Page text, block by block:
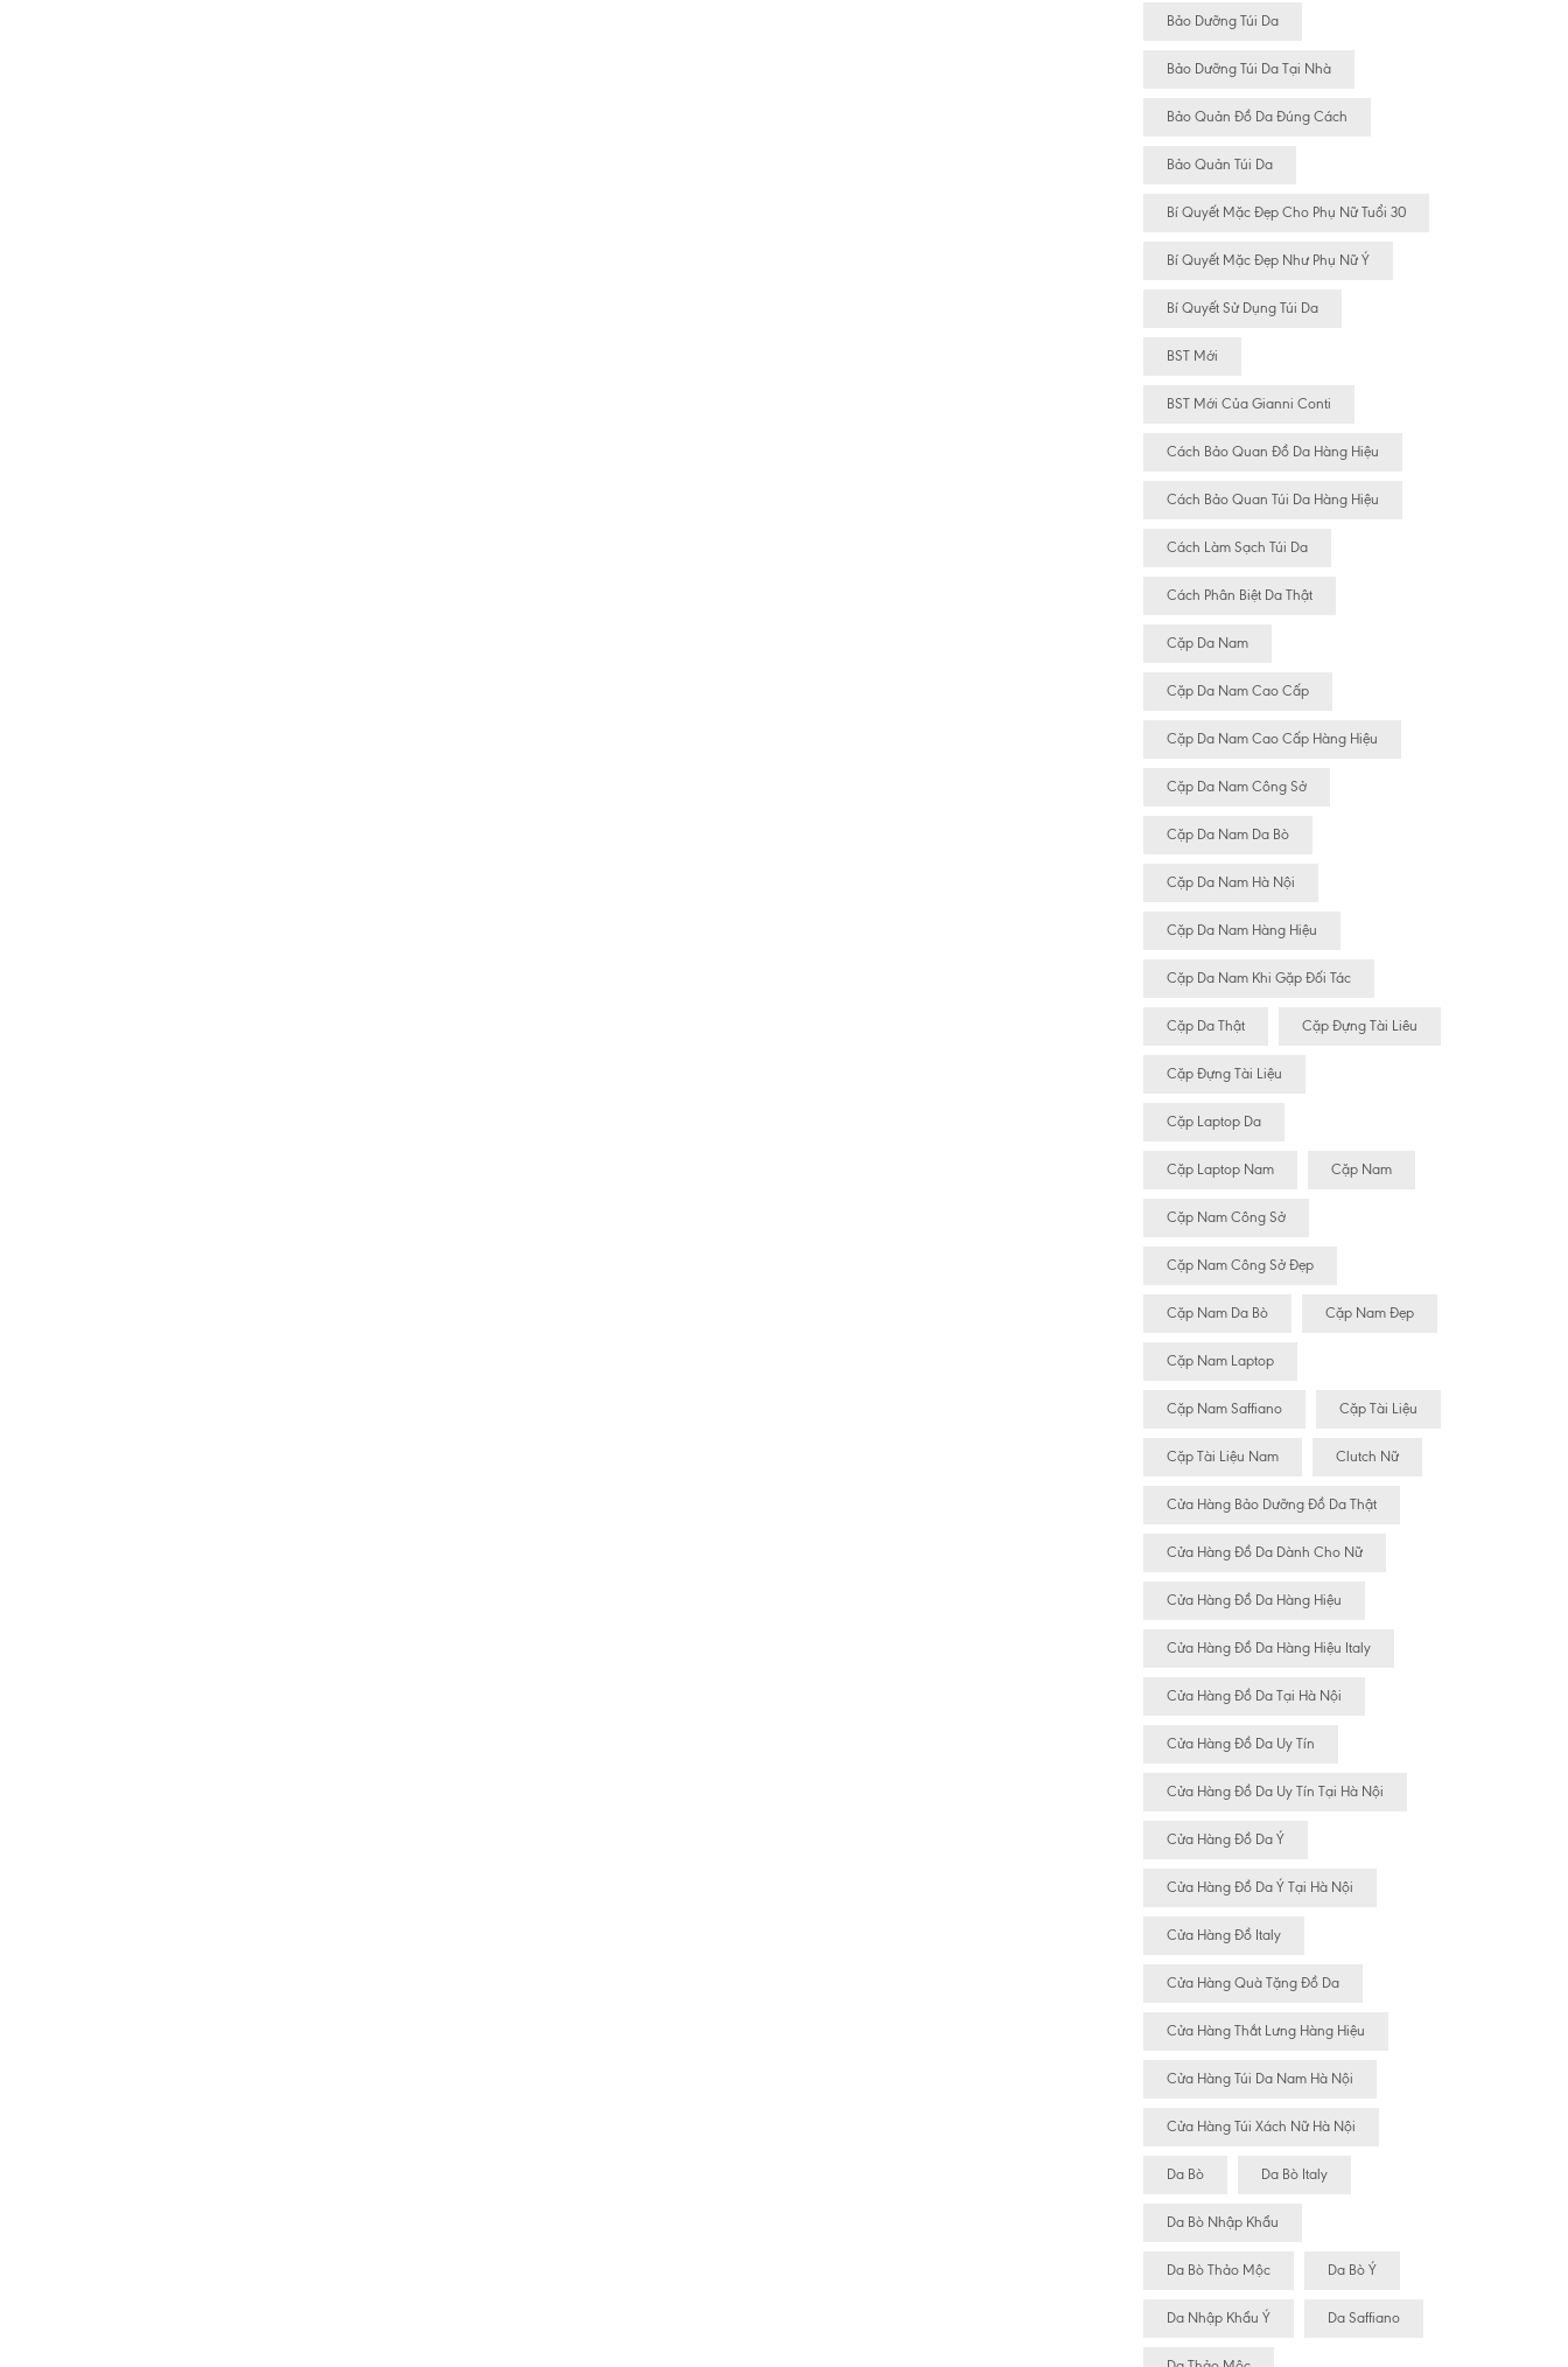
Bảo Dưỡng Túi Da
Bảo Dưỡng Túi Da Tại Nhà
Bảo Quản Đồ Da Đúng Cách
Bảo Quản Túi Da
Bí Quyết Mặc Đẹp Cho Phụ Nữ Tuổi 30
Bí Quyết Mặc Đẹp Như Phụ Nữ Ý
Bí Quyết Sử Dụng Túi Da
BST Mới
BST Mới Của Gianni Conti
Cách Bảo Quan Đồ Da Hàng Hiệu
Cách Bảo Quan Túi Da Hàng Hiệu
Cách Làm Sạch Túi Da
Cách Phân Biệt Da Thật
Cặp Da Nam
Cặp Da Nam Cao Cấp
Cặp Da Nam Cao Cấp Hàng Hiệu
Cặp Da Nam Công Sở
Cặp Da Nam Da Bò
Cặp Da Nam Hà Nội
Cặp Da Nam Hàng Hiệu
Cặp Da Nam Khi Gặp Đối Tác
Cặp Da Thật Cặp Đựng Tài Liêu
Cặp Đựng Tài Liệu
Cặp Laptop Da
Cặp Laptop Nam Cặp Nam
Cặp Nam Công Sở
Cặp Nam Công Sở Đẹp
Cặp Nam Da Bò Cặp Nam Đẹp
Cặp Nam Laptop
Cặp Nam Saffiano Cặp Tài Liệu
Cặp Tài Liệu Nam Clutch Nữ
Cửa Hàng Bảo Dưỡng Đồ Da Thật
Cửa Hàng Đồ Da Dành Cho Nữ
Cửa Hàng Đồ Da Hàng Hiệu
Cửa Hàng Đồ Da Hàng Hiệu Italy
Cửa Hàng Đồ Da Tại Hà Nội
Cửa Hàng Đồ Da Uy Tín
Cửa Hàng Đồ Da Uy Tín Tại Hà Nội
Cửa Hàng Đồ Da Ý
Cửa Hàng Đồ Da Ý Tại Hà Nội
Cửa Hàng Đồ Italy
Cửa Hàng Quà Tặng Đồ Da
Cửa Hàng Thắt Lưng Hàng Hiệu
Cửa Hàng Túi Da Nam Hà Nội
Cửa Hàng Túi Xách Nữ Hà Nội
Da Bò Da Bò Italy
Da Bò Nhập Khẩu
Da Bò Thảo Mộc Da Bò Ý
Da Nhập Khẩu Ý Da Saffiano